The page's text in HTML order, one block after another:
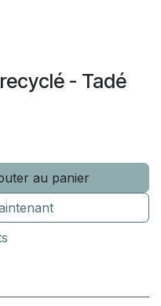
- Tadé
au panier